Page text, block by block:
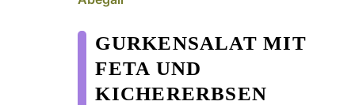
GURKENSALAT MIT
FETA UND
KICHERERBSEN